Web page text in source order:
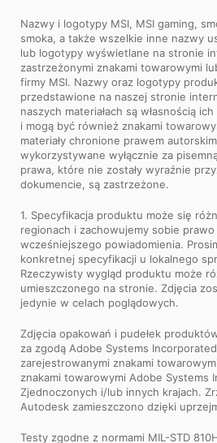
Nazwy i logotypy MSI, MSI gaming,
smoka, a także wszelkie inne nazwy
lub logotypy wyświetlane na stronie
zastrzeżonymi znakami towarowymi
firmy MSI. Nazwy oraz logotypy
przedstawione na naszej stronie
naszych materiałach są własnością
i mogą być również znakami
materiały chronione prawem
wykorzystywane wyłącznie za
prawa, które nie zostały wyraźnie
dokumencie, są zastrzeżone.
1. Specyfikacja produktu może się
regionach i zachowujemy sobie
wcześniejszego powiadomienia.
konkretnej specyfikacji u lokalnego
Rzeczywisty wygląd produktu może
umieszczonego na stronie. Zdjęcia
jedynie w celach poglądowych.
Zdjęcia opakowań i pudełek
za zgodą Adobe Systems
zarejestrowanymi znakami
znakami towarowymi Adobe Systems
Zjednoczonych i/lub innych krajach.
Autodesk zamieszczono dzięki
Testy zgodne z normami MIL-STD